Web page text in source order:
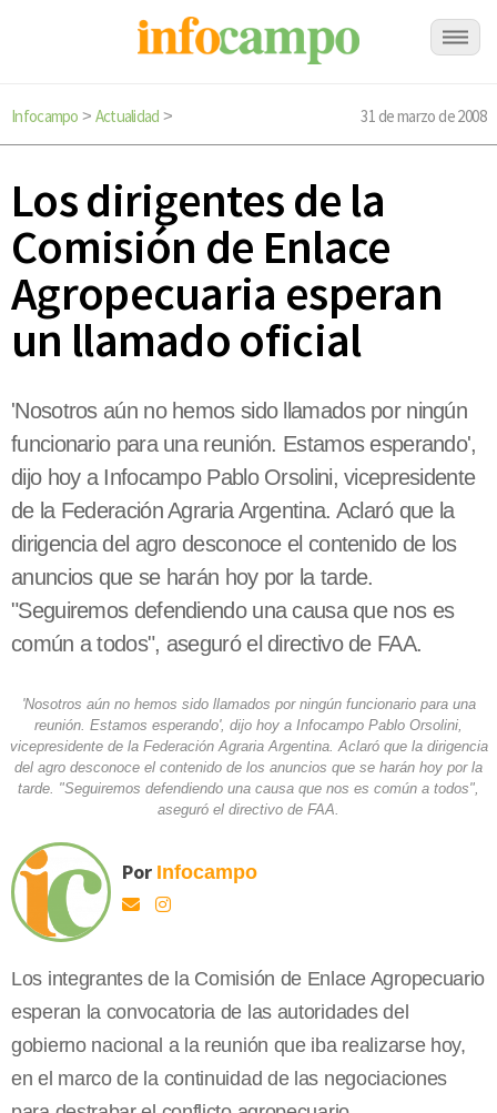
Infocampo > Actualidad > 31 de marzo de 2008
Los dirigentes de la
Comisión de Enlace
Agropecuaria esperan
un llamado oficial
'Nosotros aún no hemos sido llamados por ningún
funcionario para una reunión. Estamos esperando',
dijo hoy a Infocampo Pablo Orsolini, vicepresidente
de la Federación Agraria Argentina. Aclaró que la
dirigencia del agro desconoce el contenido de los
anuncios que se harán hoy por la tarde.
"Seguiremos defendiendo una causa que nos es
común a todos", aseguró el directivo de FAA.
'Nosotros aún no hemos sido llamados por ningún funcionario para una
reunión. Estamos esperando', dijo hoy a Infocampo Pablo Orsolini,
vicepresidente de la Federación Agraria Argentina. Aclaró que la dirigencia
del agro desconoce el contenido de los anuncios que se harán hoy por la
tarde. "Seguiremos defendiendo una causa que nos es común a todos",
aseguró el directivo de FAA.
Por Infocampo
Los integrantes de la Comisión de Enlace Agropecuario
esperan la convocatoria de las autoridades del
gobierno nacional a la reunión que iba realizarse hoy,
en el marco de la continuidad de las negociaciones